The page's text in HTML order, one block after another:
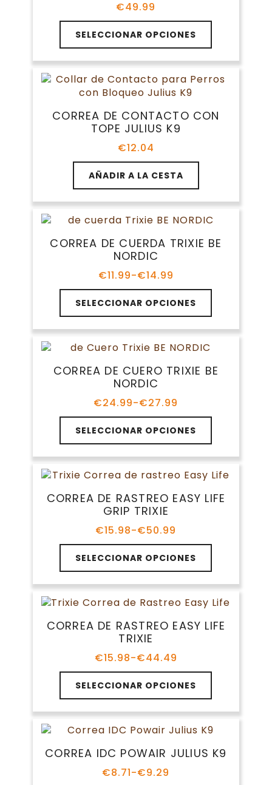
en
página
de
producto
€49.99
SELECCIONAR OPCIONES
Este
producto
tiene
múltiples
variantes.
se
pueden
página
de
producto
CORREA DE CONTACTO CON
TOPE JULIUS K9
€12.04
AÑADIR A LA CESTA
CORREA DE CUERDA TRIXIE BE
NORDIC
€11.99-€14.99
Rango
de
precios:
desde
€11.99
hasta
€14.99
SELECCIONAR OPCIONES
Este
producto
tiene
múltiples
variantes.
opciones
pueden
elegir
la
página
de
producto
CORREA DE CUERO TRIXIE BE
NORDIC
€24.99-€27.99
Rango
de
precios:
desde
€24.99
hasta
€27.99
SELECCIONAR OPCIONES
Este
producto
tiene
múltiples
variantes.
opciones
pueden
elegir
la
página
de
producto
CORREA DE RASTREO EASY LIFE
GRIP TRIXIE
€15.98-€50.99
Rango
de
precios:
desde
€15.98
hasta
€50.99
SELECCIONAR OPCIONES
Este
producto
tiene
múltiples
variantes.
opciones
pueden
elegir
la
página
producto
CORREA DE RASTREO EASY LIFE
TRIXIE
€15.98-€44.49
Rango
de
precios:
desde
€15.98
hasta
€44.49
SELECCIONAR OPCIONES
Este
producto
tiene
múltiples
variantes.
opciones
CORREA IDC POWAIR JULIUS K9
€8.71-€9.29
Rango